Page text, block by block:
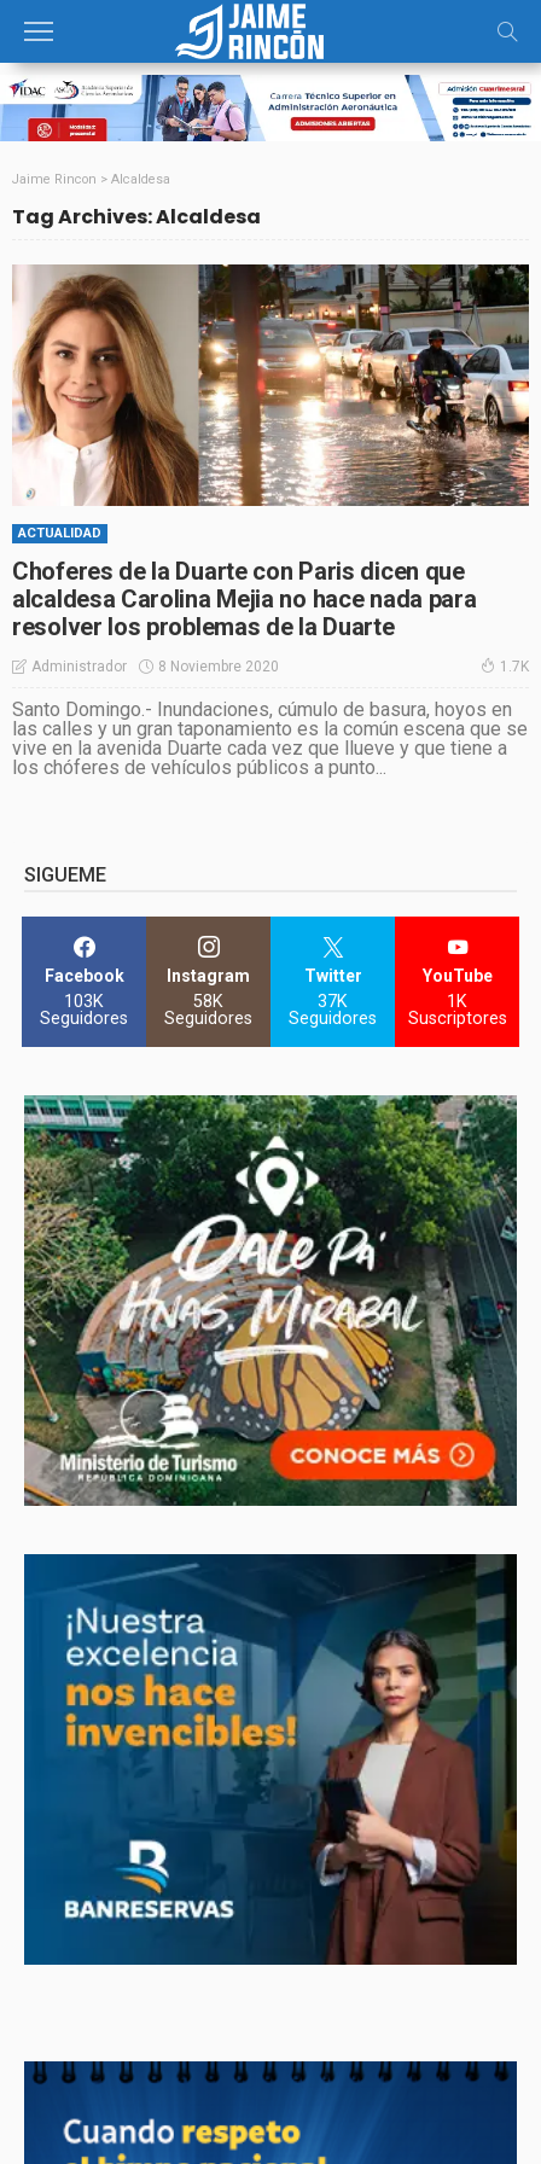
Jaime Rincon > Alcaldesa
Tag Archives: Alcaldesa
ACTUALIDAD
Choferes de la Duarte con Paris dicen que
alcaldesa Carolina Mejia no hace nada para
resolver los problemas de la Duarte
Administrador 8 Noviembre 2020 1.7K
Santo Domingo.- Inundaciones, cúmulo de basura, hoyos en
las calles y un gran taponamiento es la común escena que se
vive en la avenida Duarte cada vez que llueve y que tiene a
los chóferes de vehículos públicos a punto...
SIGUEME
Facebook
103K
Seguidores
Instagram
58K
Seguidores
Twitter
37K
Seguidores
YouTube
1K
Suscriptores